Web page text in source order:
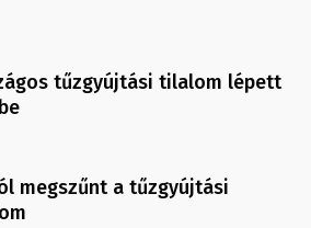
tűzgyújtási tilalom lépett
megszűnt a tűzgyújtási